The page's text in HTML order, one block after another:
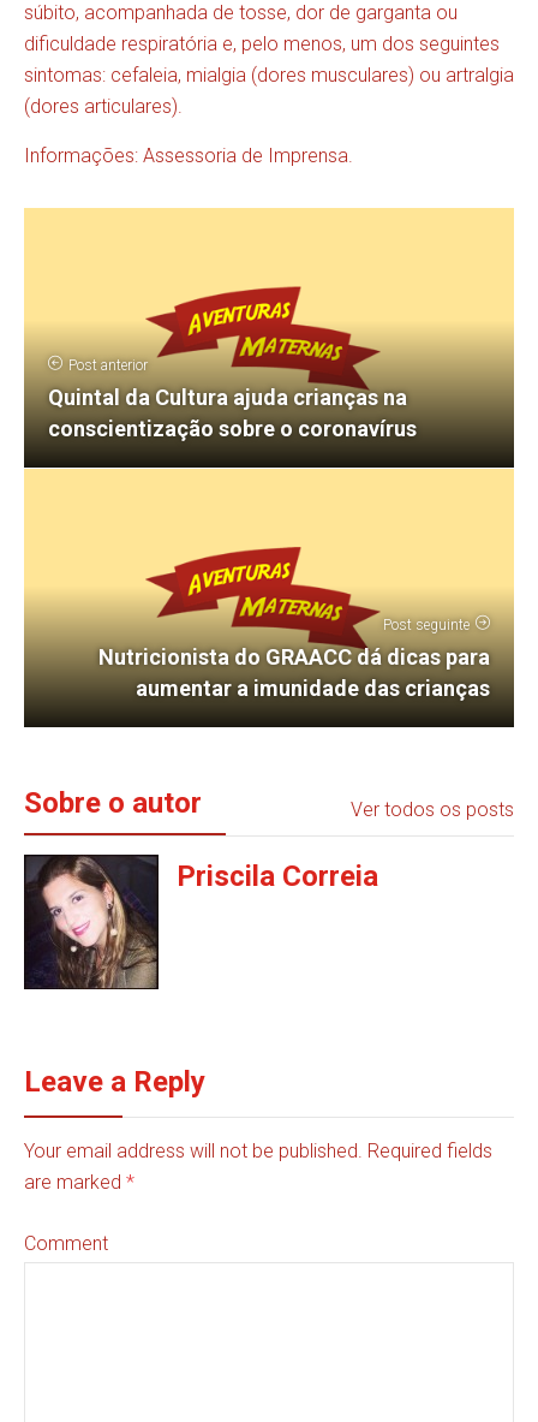
súbito, acompanhada de tosse, dor de garganta ou
dificuldade respiratória e, pelo menos, um dos seguintes
sintomas: cefaleia, mialgia (dores musculares) ou artralgia
(dores articulares).
Informações: Assessoria de Imprensa.
Post anterior
Quintal da Cultura ajuda crianças na
conscientização sobre o coronavírus
Post seguinte
Nutricionista do GRAACC dá dicas para
aumentar a imunidade das crianças
Sobre o autor Ver todos os posts
Priscila Correia
Leave a Reply
Your email address will not be published. Required fields
are marked *
Comment